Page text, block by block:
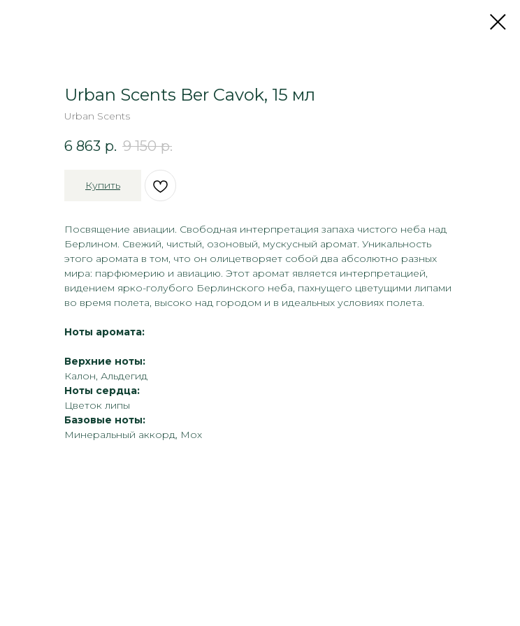
Urban Scents Ber Cavok, 15 мл
Urban Scents
6 863 р. 9 150 р.
Купить
Посвящение авиации. Свободная интерпретация запаха чистого неба над
Берлином. Свежий, чистый, озоновый, мускусный аромат. Уникальность
этого аромата в том, что он олицетворяет собой два абсолютно разных
мира: парфюмерию и авиацию. Этот аромат является интерпретацией,
видением ярко-голубого Берлинского неба, пахнущего цветущими липами
во время полета, высоко над городом и в идеальных условиях полета.
Ноты аромата:
Верхние ноты:
Калон, Альдегид
Ноты сердца:
Цветок липы
Базовые ноты:
Минеральный аккорд, Мох